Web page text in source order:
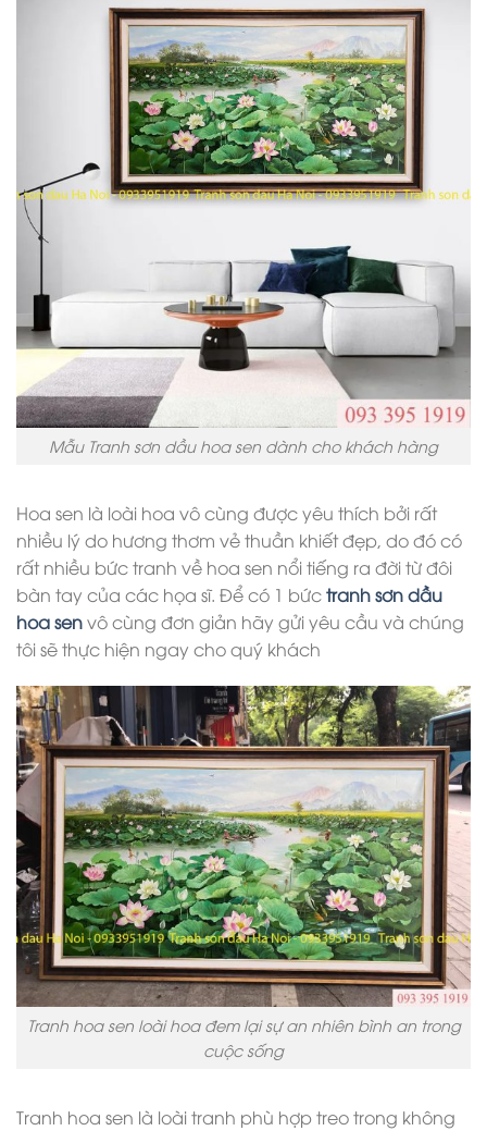
Mẫu Tranh sơn dầu hoa sen dành cho khách hàng
Hoa sen là loài hoa vô cùng được yêu thích bởi rất
nhiều lý do hương thơm vẻ thuần khiết đẹp, do đó có
rất nhiều bức tranh về hoa sen nổi tiếng ra đời từ đôi
bàn tay của các họa sĩ. Để có 1 bứctranh sơn dầu
hoa senvô cùng đơn giản hãy gửi yêu cầu và chúng
tôi sẽ thực hiện ngay cho quý khách
Tranh hoa sen loài hoa đem lại sự an nhiên bình an trong
cuộc sống
Tranh hoa sen là loài tranh phù hợp treo trong không